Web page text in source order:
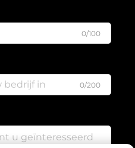
0/100
0/200